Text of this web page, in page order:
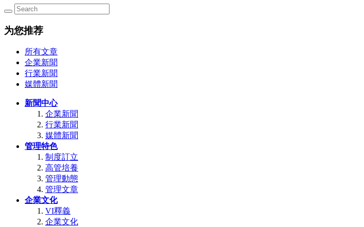
为您推荐
所有文章
企業新聞
行業新聞
媒體新聞
新聞中心
企業新聞
行業新聞
媒體新聞
管理特色
制度訂立
高管培養
管理動態
管理文章
企業文化
VI釋義
企業文化